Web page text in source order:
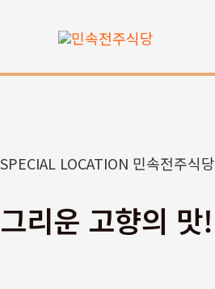
로
기
SPECIAL LOCATION 민속전주식당
그리운 고향의 맛!